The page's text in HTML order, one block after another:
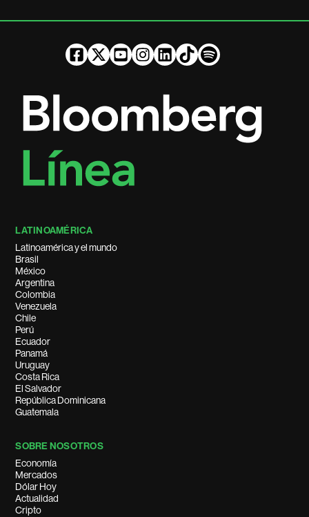
LATINOAMÉRICA
Latinoamérica y el mundo
Brasil
México
Argentina
Colombia
Venezuela
Chile
Perú
Ecuador
Panamá
Uruguay
Costa Rica
El Salvador
República Dominicana
Guatemala
SOBRE NOSOTROS
Economía
Mercados
Dólar Hoy
Actualidad
Cripto